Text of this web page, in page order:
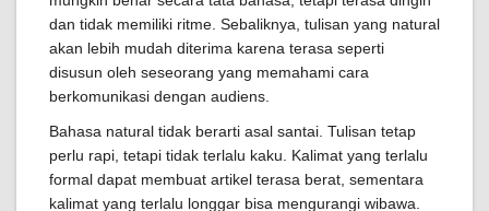
dan tidak memiliki ritme. Sebaliknya, tulisan yang natural
akan lebih mudah diterima karena terasa seperti
disusun oleh seseorang yang memahami cara
berkomunikasi dengan audiens.
Bahasa natural tidak berarti asal santai. Tulisan tetap
perlu rapi, tetapi tidak terlalu kaku. Kalimat yang terlalu
formal dapat membuat artikel terasa berat, sementara
kalimat yang terlalu longgar bisa mengurangi wibawa.